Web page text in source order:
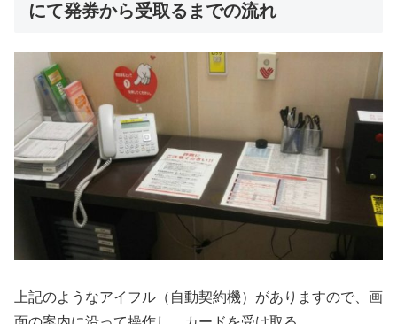
にて発券から受取るまでの流れ
上記のようなアイフル（自動契約機）がありますので、画